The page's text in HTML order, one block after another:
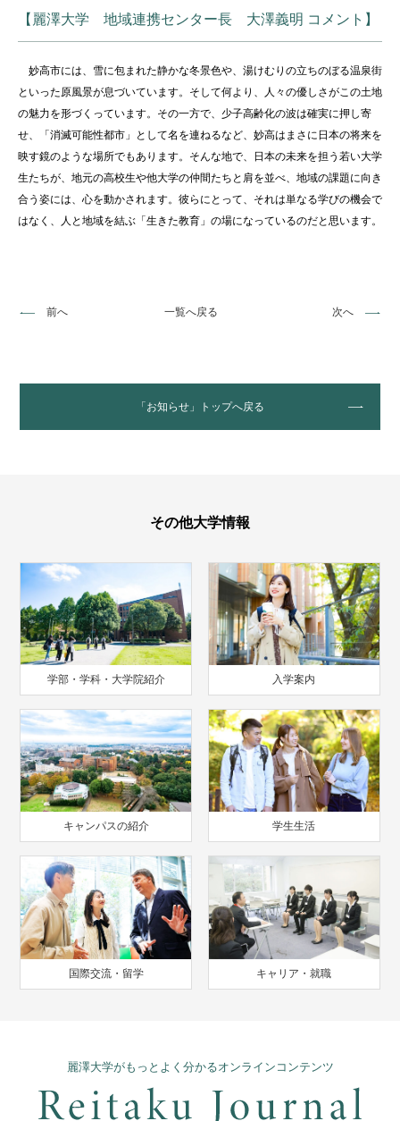
【麗澤大学 地域連携センター長 大澤義明 コメント】
妙高市には、雪に包まれた静かな冬景色や、湯けむりの立ちのぼる温泉街
といった原風景が息づいています。そして何より、人々の優しさがこの土地
の魅力を形づくっています。その一方で、少子高齢化の波は確実に押し寄
せ、「消滅可能性都市」として名を連ねるなど、妙高はまさに日本の将来を
映す鏡のような場所でもあります。そんな地で、日本の未来を担う若い大学
生たちが、地元の高校生や他大学の仲間たちと肩を並べ、地域の課題に向き
合う姿には、心を動かされます。彼らにとって、それは単なる学びの機会で
はなく、人と地域を結ぶ「生きた教育」の場になっているのだと思います。
前へ 一覧へ戻る 次へ
「お知らせ」トップへ戻る
その他大学情報
学部・学科・大学院紹介 入学案内
キャンパスの紹介 学生生活
国際交流・留学 キャリア・就職
麗澤大学がもっとよく分かるオンラインコンテンツ